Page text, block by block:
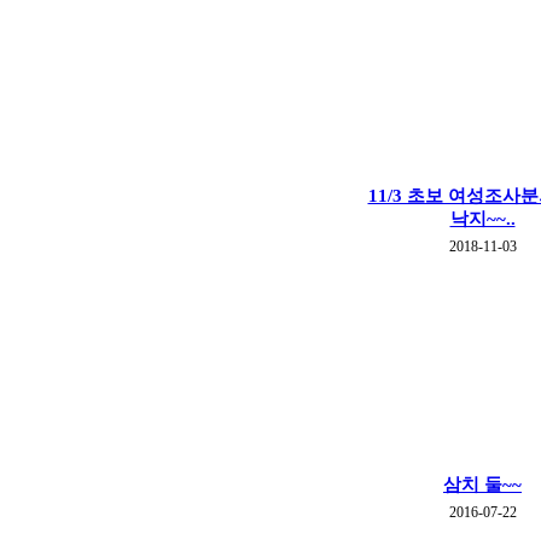
11/3 초보 여성조사
낙지~~..
2018-11-03
삼치 둘~~
2016-07-22